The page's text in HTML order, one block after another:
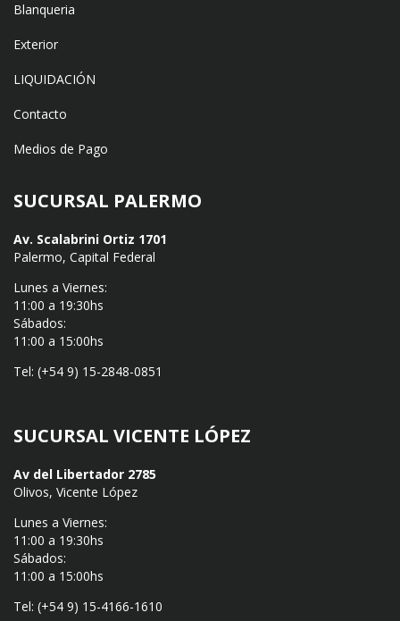
Blanqueria
Exterior
LIQUIDACIÓN
Contacto
Medios de Pago
SUCURSAL PALERMO
Av. Scalabrini Ortiz 1701
Palermo, Capital Federal
Lunes a Viernes:
11:00 a 19:30hs
Sábados:
11:00 a 15:00hs
Tel: (+54 9) 15-2848-0851
SUCURSAL VICENTE LÓPEZ
Av del Libertador 2785
Olivos, Vicente López
Lunes a Viernes:
11:00 a 19:30hs
Sábados:
11:00 a 15:00hs
Tel: (+54 9) 15-4166-1610